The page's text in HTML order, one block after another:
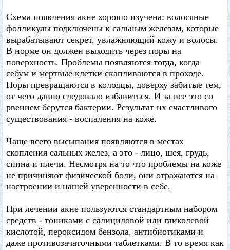
Схема появления акне хорошо изучена: волосяные
фолликулы подключены к сальным железам, которые
вырабатывают секрет, увлажняющий кожу и волосы.
В норме он должен выходить через поры на
поверхность. Проблемы появляются тогда, когда
себум и мертвые клетки скапливаются в проходе.
Поры превращаются в колодцы, доверху забитые тем,
от чего давно следовало избавиться. И за все это со
рвением берутся бактерии. Результат их счастливого
существования - воспаления на коже.
Чаще всего высыпания появляются в местах
скопления сальных желез, а это - лицо, шея, грудь,
спина и плечи. Несмотря на то что проблемы на коже
не причиняют физической боли, они отражаются на
настроении и нашей уверенности в себе.
При лечении акне пользуются стандартным набором
средств - тониками с салициловой или гликолевой
кислотой, пероксидом бензола, антибиотиками и
даже противозачаточными таблетками. В то время как